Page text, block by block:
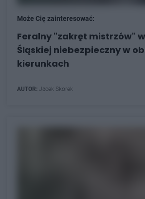
Może Cię zainteresować:
Feralny "zakręt mistrzów"
Śląskiej niebezpieczny w
kierunkach
AUTOR: Jacek Skorek